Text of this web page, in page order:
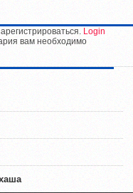
Login
вам необходимо